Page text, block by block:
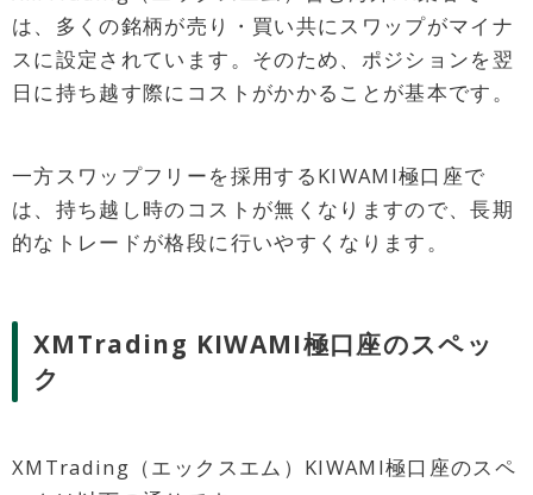
は、多くの銘柄が売り・買い共にスワップがマイナ
スに設定されています。そのため、ポジションを翌
日に持ち越す際にコストがかかることが基本です。
一方スワップフリーを採用するKIWAMI極口座で
は、持ち越し時のコストが無くなりますので、長期
的なトレードが格段に行いやすくなります。
XMTrading KIWAMI極口座のスペッ
ク
XMTrading（エックスエム）KIWAMI極口座のスペ